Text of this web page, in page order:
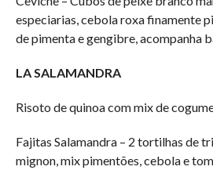
especiarias, cebola roxa finamente
de pimenta e gengibre, acompanha
LA SALAMANDRA
Risoto de quinoa com mix de
Fajitas Salamandra – 2 tortilhas de
mignon, mix pimentões, cebola e